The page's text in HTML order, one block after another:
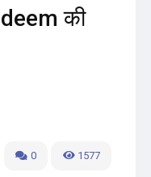
की
0 1577